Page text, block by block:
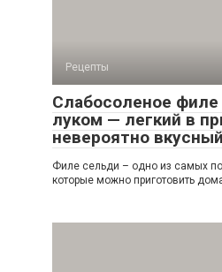
Рецепты
Слабосоленое
луком — легкий в
невероятно
Филе сельди – одно из самых
которые можно приготовить